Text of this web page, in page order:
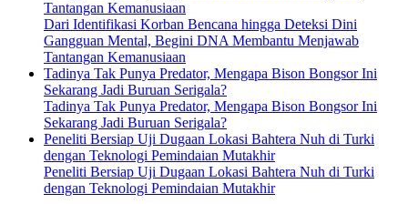
Tantangan Kemanusiaan
Dari Identifikasi Korban Bencana hingga Deteksi Dini
Gangguan Mental, Begini DNA Membantu Menjawab
Tantangan Kemanusiaan
Tadinya Tak Punya Predator, Mengapa Bison Bongsor Ini
Sekarang Jadi Buruan Serigala?
Tadinya Tak Punya Predator, Mengapa Bison Bongsor Ini
Sekarang Jadi Buruan Serigala?
Peneliti Bersiap Uji Dugaan Lokasi Bahtera Nuh di Turki
dengan Teknologi Pemindaian Mutakhir
Peneliti Bersiap Uji Dugaan Lokasi Bahtera Nuh di Turki
dengan Teknologi Pemindaian Mutakhir